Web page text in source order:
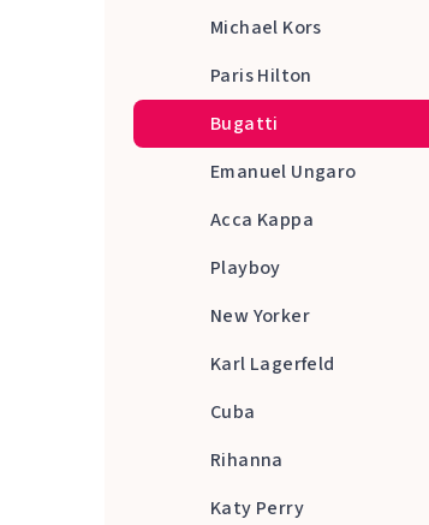
Michael Kors
Paris Hilton
Bugatti
Emanuel Ungaro
Acca Kappa
Playboy
New Yorker
Karl Lagerfeld
Cuba
Rihanna
Katy Perry